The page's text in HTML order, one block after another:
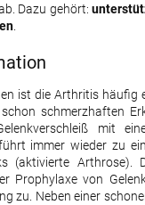
Dazu gehört:
ist die Arthritis häufig
schmerzhaften
mit
immer wieder zu
(aktivierte Arthrose).
Prophylaxe von
zu. Neben einer